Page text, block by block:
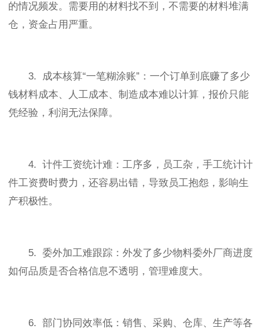
的情况频发。需要用的材料找不到，不需要的材料堆满
仓，资金占用严重。
3. 成本核算“一笔糊涂账”：一个订单到底赚了多少
钱材料成本、人工成本、制造成本难以计算，报价只能
凭经验，利润无法保障。
4. 计件工资统计难：工序多，员工杂，手工统计计
件工资费时费力，还容易出错，导致员工抱怨，影响生
产积极性。
5. 委外加工难跟踪：外发了多少物料委外厂商进度
如何品质是否合格信息不透明，管理难度大。
6. 部门协同效率低：销售、采购、仓库、生产等各